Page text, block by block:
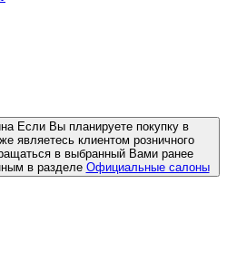
Если Вы планируете покупку в
являетесь клиентом розничного
в выбранный Вами ранее
в разделе Официальные салоны